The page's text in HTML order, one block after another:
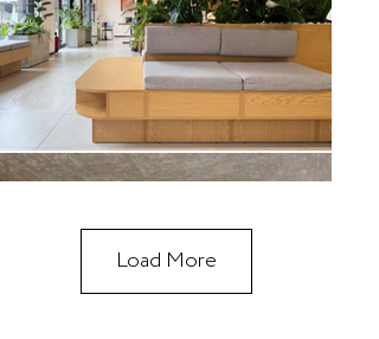
Load More